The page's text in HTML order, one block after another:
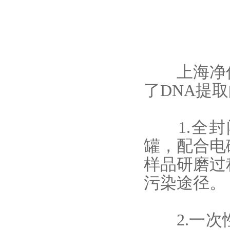
上海净信
了DNA提
1.全封闭
罐，配合
样品研磨
污染途径。
2.一次性